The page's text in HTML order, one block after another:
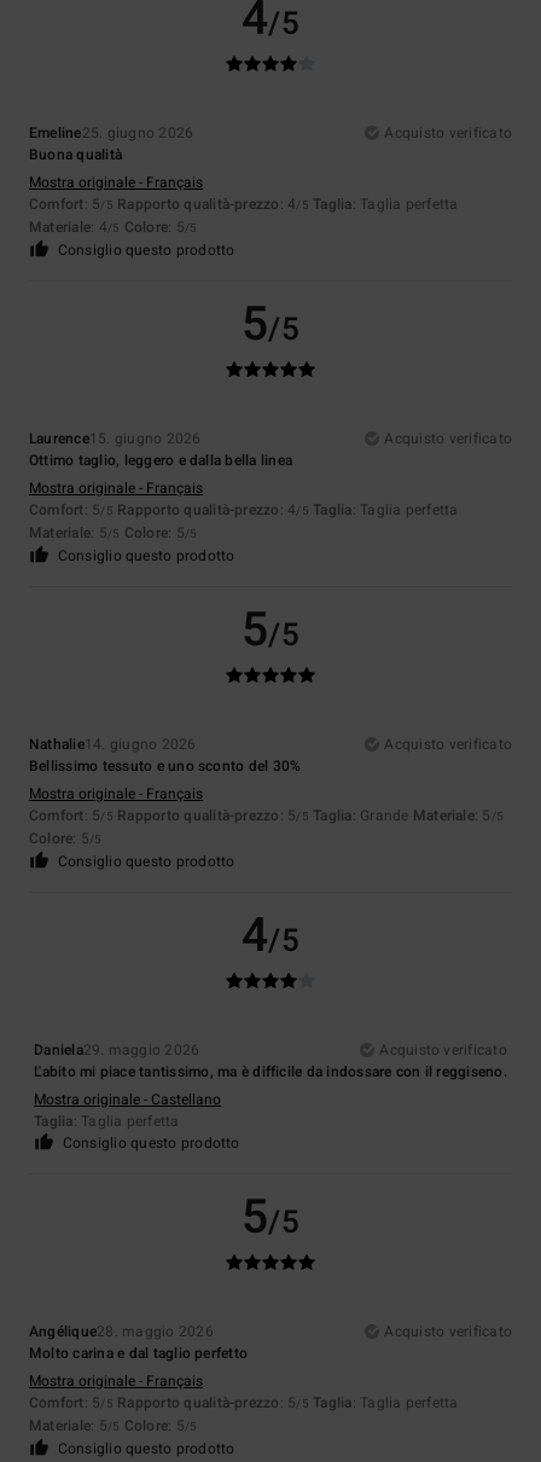
4/5
Emeline25. giugno 2026
Acquisto verificato
Buona qualità
Mostra originale - Français
Comfort: 5/5 Rapporto qualità-prezzo: 4/5 Taglia: Taglia perfetta
Materiale: 4/5 Colore: 5/5
Consiglio questo prodotto
5/5
Laurence15. giugno 2026
Acquisto verificato
Ottimo taglio, leggero e dalla bella linea
Mostra originale - Français
Comfort: 5/5 Rapporto qualità-prezzo: 4/5 Taglia: Taglia perfetta
Materiale: 5/5 Colore: 5/5
Consiglio questo prodotto
5/5
Nathalie14. giugno 2026
Acquisto verificato
Bellissimo tessuto e uno sconto del 30%
Mostra originale - Français
Comfort: 5/5 Rapporto qualità-prezzo: 5/5 Taglia: Grande Materiale: 5 /5
Colore: 5/5
Consiglio questo prodotto
4/5
Daniela29. maggio 2026
Acquisto verificato
L'abito mi piace tantissimo, ma è difficile da indossare con il reggiseno.
Mostra originale - Castellano
Taglia: Taglia perfetta
Consiglio questo prodotto
5/5
Angélique28. maggio 2026
Acquisto verificato
Molto carina e dal taglio perfetto
Mostra originale - Français
Comfort: 5/5 Rapporto qualità-prezzo: 5/5 Taglia: Taglia perfetta
Materiale: 5/5 Colore: 5/5
Consiglio questo prodotto